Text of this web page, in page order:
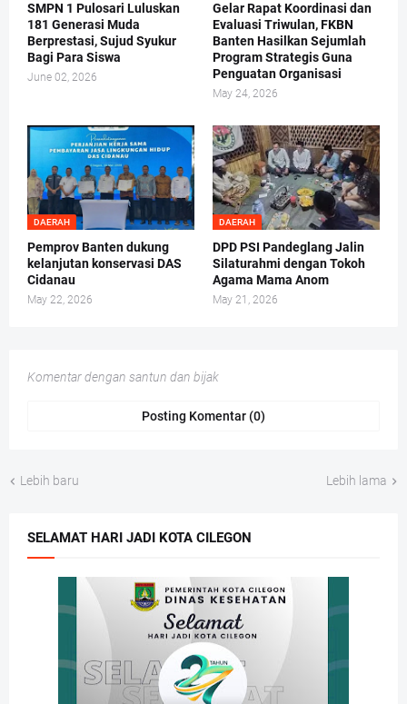
SMPN 1 Pulosari Luluskan
181 Generasi Muda
Berprestasi, Sujud Syukur
Bagi Para Siswa
June 02, 2026
Gelar Rapat Koordinasi dan
Evaluasi Triwulan, FKBN
Banten Hasilkan Sejumlah
Program Strategis Guna
Penguatan Organisasi
May 24, 2026
DAERAH
Pemprov Banten dukung
kelanjutan konservasi DAS
Cidanau
May 22, 2026
DAERAH
DPD PSI Pandeglang Jalin
Silaturahmi dengan Tokoh
Agama Mama Anom
May 21, 2026
Komentar dengan santun dan bijak
Posting Komentar (0)
Lebih baru Lebih lama
SELAMAT HARI JADI KOTA CILEGON